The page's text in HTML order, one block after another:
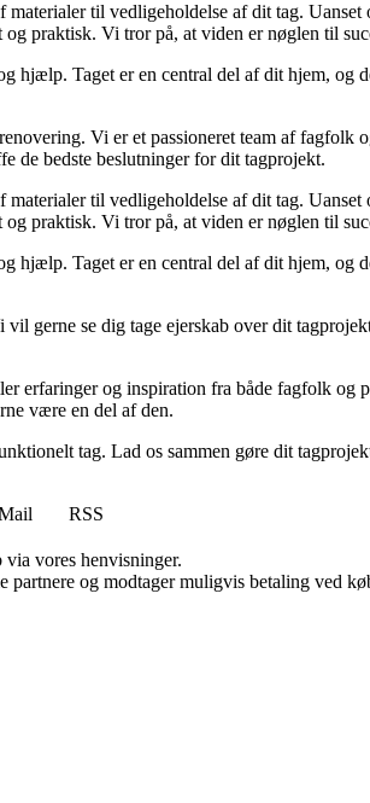
til vedligeholdelse af dit tag.
praktisk. Vi tror på, at viden er nøglen til
Taget er en central del af dit hjem, og
Vi er et passioneret team af fagfolk
de bedste beslutninger for dit tagprojekt.
til vedligeholdelse af dit tag.
praktisk. Vi tror på, at viden er nøglen til
Taget er en central del af dit hjem, og
gerne se dig tage ejerskab over dit
erfaringer og inspiration fra både fagfolk
være en del af den.
tag. Lad os sammen gøre dit
RSS
vores henvisninger.
og modtager muligvis betaling ved